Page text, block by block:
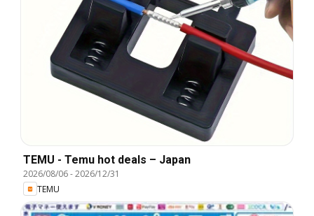
TEMU - Temu hot deals – Japan
2026/08/06-2026/12/31
TEMU